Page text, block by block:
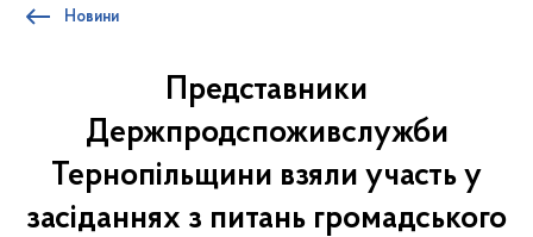
Новини
Представники
Держпродспоживслужби
Тернопільщини взяли участь у
засіданнях з питань громадського